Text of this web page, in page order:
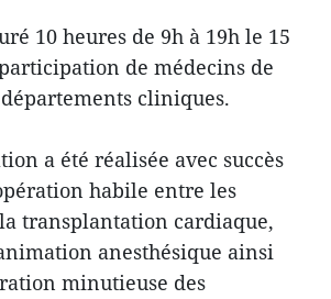
10 heures de 9h à 19h le 15
de médecins de
cliniques.
a été réalisée avec succès
habile entre les
transplantation cardiaque,
anesthésique ainsi
minutieuse des